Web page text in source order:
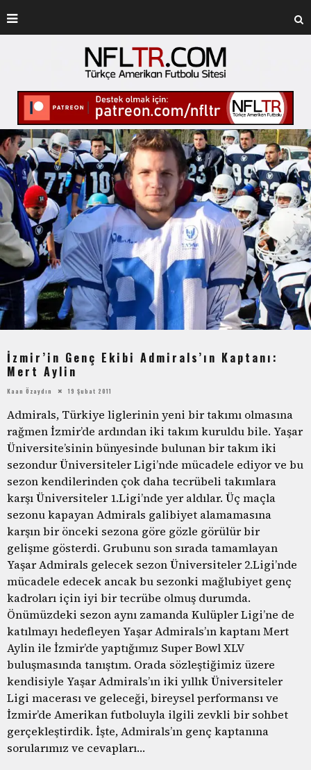
İzmir’in Genç Ekibi Admirals’ın Kaptanı:
Mert Aylin
Kaan Özaydın 19 Şubat 2011
Admirals, Türkiye liglerinin yeni bir takımı olmasına
rağmen İzmir’de ardından iki takım kuruldu bile. Yaşar
Üniversite’sinin bünyesinde bulunan bir takım iki
sezondur Üniversiteler Ligi’nde mücadele ediyor ve bu
sezon kendilerinden çok daha tecrübeli takımlara
karşı Üniversiteler 1.Ligi’nde yer aldılar. Üç maçla
sezonu kapayan Admirals galibiyet alamamasına
karşın bir önceki sezona göre gözle görülür bir
gelişme gösterdi. Grubunu son sırada tamamlayan
Yaşar Admirals gelecek sezon Üniversiteler 2.Ligi’nde
mücadele edecek ancak bu sezonki mağlubiyet genç
kadroları için iyi bir tecrübe olmuş durumda.
Önümüzdeki sezon aynı zamanda Kulüpler Ligi’ne de
katılmayı hedefleyen Yaşar Admirals’ın kaptanı Mert
Aylin ile İzmir’de yaptığımız Super Bowl XLV
buluşmasında tanıştım. Orada sözleştiğimiz üzere
kendisiyle Yaşar Admirals’ın iki yıllık Üniversiteler
Ligi macerası ve geleceği, bireysel performansı ve
İzmir’de Amerikan futboluyla ilgili zevkli bir sohbet
gerçekleştirdik. İşte, Admirals’ın genç kaptanına
sorularımız ve cevapları…